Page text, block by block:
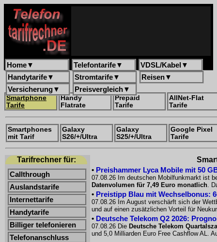
Home▼ Telefontarife▼ VDSL/Kabel ▼
Handytarife▼ Stromtarife▼ Reisen▼
Versicherung▼ Preisvergleich▼
Smartphone
Tarife
Handy
Flatrate
Prepaid
Tarife
AllNet-Flat
Tarife
Smartphones
mit Tarif
Galaxy
S26/+/Ultra
Galaxy
S25/+/Ultra
Google Pixel
Tarife
Tarifrechner für:
Callthrough
Auslandstarife
Internettarife
Handytarife
Billiger telefonieren
Telefonanschluss
• Preishammer Lyca Mobile mit 50
07.08.26 Im deutschen Mobilfunkmarkt ist
Datenvolumen für 7,49 Euro monatlich.
• Preistipp Blau mit Wechselbonus:
07.08.26 Im August verschärft sich der
und auf einen zusätzlichen Vorteil für
• Deutsche Telekom Q2 2026:
07.08.26 Die Deutsche Telekom
und 5,0 Milliarden Euro Free Cashflow AL.